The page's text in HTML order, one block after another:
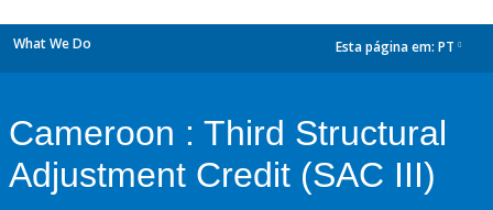
What We Do Esta página em: PT
Cameroon : Third Structural
Adjustment Credit (SAC III)